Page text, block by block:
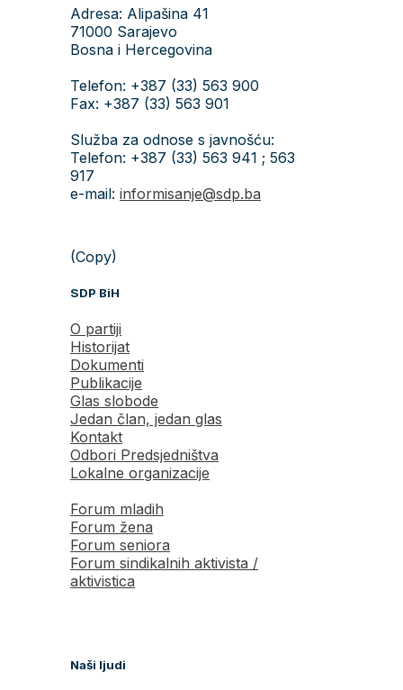
Adresa: Alipašina 41
71000 Sarajevo
Bosna i Hercegovina
Telefon: +387 (33) 563 900
Fax: +387 (33) 563 901
Služba za odnose s javnošću:
Telefon: +387 (33) 563 941 ; 563
917
e-mail: informisanje@sdp.ba
(Copy)
SDP BiH
O partiji
Historijat
Dokumenti
Publikacije
Glas slobode
Jedan član, jedan glas
Kontakt
Odbori Predsjedništva
Lokalne organizacije
Forum mladih
Forum žena
Forum seniora
Forum sindikalnih aktivista /
aktivistica
Naši ljudi